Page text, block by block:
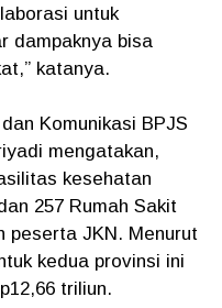
untuk
dampaknya bisa
katanya.
Komunikasi BPJS
mengatakan,
kesehatan
257 Rumah Sakit
peserta JKN. Menurut
kedua provinsi ini
triliun.